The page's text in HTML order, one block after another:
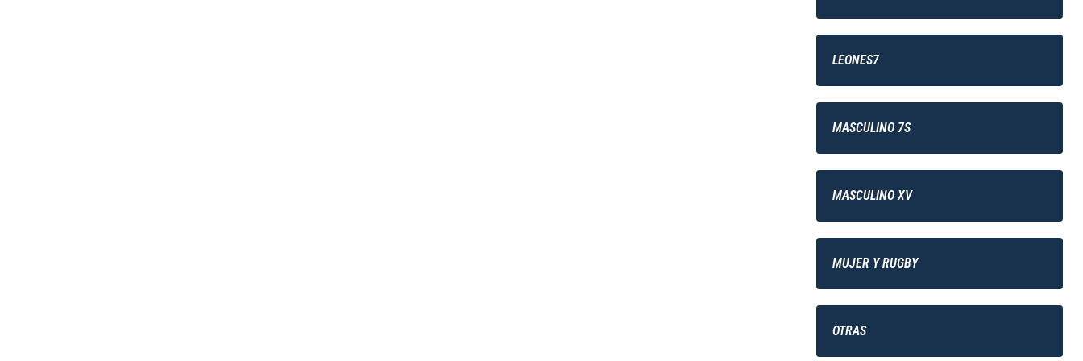
LEONES7
MASCULINO 7S
MASCULINO XV
MUJER Y RUGBY
OTRAS